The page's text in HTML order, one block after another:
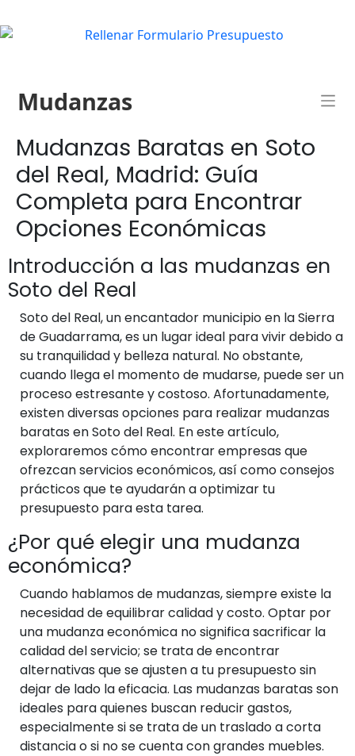
Mudanzas
Mudanzas Baratas en Soto
del Real, Madrid: Guía
Completa para Encontrar
Opciones Económicas
Introducción a las mudanzas en
Soto del Real
Soto del Real, un encantador municipio en la Sierra
de Guadarrama, es un lugar ideal para vivir debido a
su tranquilidad y belleza natural. No obstante,
cuando llega el momento de mudarse, puede ser un
proceso estresante y costoso. Afortunadamente,
existen diversas opciones para realizar mudanzas
baratas en Soto del Real. En este artículo,
exploraremos cómo encontrar empresas que
ofrezcan servicios económicos, así como consejos
prácticos que te ayudarán a optimizar tu
presupuesto para esta tarea.
¿Por qué elegir una mudanza
económica?
Cuando hablamos de mudanzas, siempre existe la
necesidad de equilibrar calidad y costo. Optar por
una mudanza económica no significa sacrificar la
calidad del servicio; se trata de encontrar
alternativas que se ajusten a tu presupuesto sin
dejar de lado la eficacia. Las mudanzas baratas son
ideales para quienes buscan reducir gastos,
especialmente si se trata de un traslado a corta
distancia o si no se cuenta con grandes muebles.